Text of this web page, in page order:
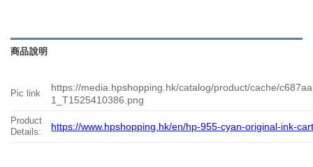
商品說明
Pic link
https://media.hpshopping.hk/catalog/product/cache/
1_T1525410386.png
Product
Details:
https://www.hpshopping.hk/en/hp-955-cyan-original-ink-